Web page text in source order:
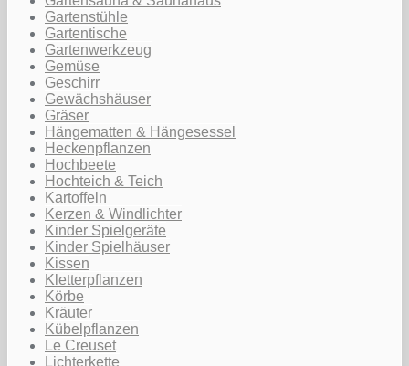
Gartenstühle
Gartentische
Gartenwerkzeug
Gemüse
Geschirr
Gewächshäuser
Gräser
Hängematten & Hängesessel
Heckenpflanzen
Hochbeete
Hochteich & Teich
Kartoffeln
Kerzen & Windlichter
Kinder Spielgeräte
Kinder Spielhäuser
Kissen
Kletterpflanzen
Körbe
Kräuter
Kübelpflanzen
Le Creuset
Lichterkette